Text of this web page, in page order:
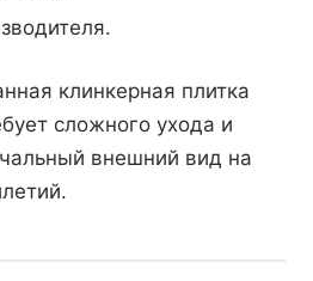
клинкерная плитка
сложного ухода и
внешний вид на